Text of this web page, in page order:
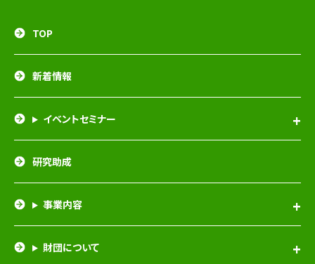
TOP
新着情報
イベントセミナー
研究助成
事業内容
財団について